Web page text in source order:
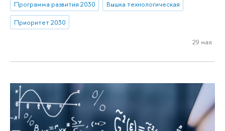
Программа развития 2030
Вышка технологическая
Приоритет 2030
29 мая